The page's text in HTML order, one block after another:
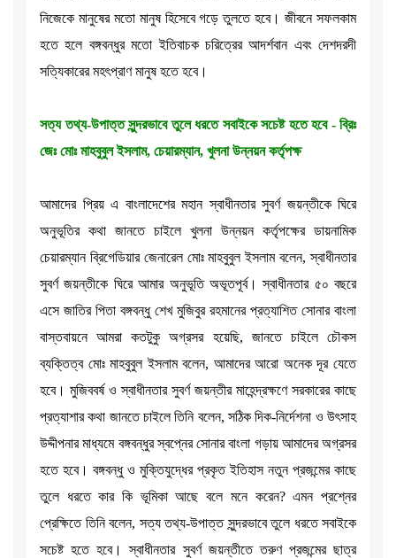
নিজেকে মানুষের মতো মানুষ হিসেবে গড়ে তুলতে হবে। জীবনে সফলকাম
হতে হলে বঙ্গবন্ধুর মতো ইতিবাচক চরিত্রের আদর্শবান এবং দেশদরদী
সত্যিকারের মহৎপ্রাণ মানুষ হতে হবে।
সত্য তথ্য-উপাত্ত সুন্দরভাবে তুলে ধরতে সবাইকে সচেষ্ট হতে হবে - ব্রিঃ
জেঃ মোঃ মাহবুবুল ইসলাম, চেয়ারম্যান, খুলনা উন্নয়ন কর্তৃপক্ষ
আমাদের প্রিয় এ বাংলাদেশের মহান স্বাধীনতার সুবর্ণ জয়ন্তীকে ঘিরে
অনুভূতির কথা জানতে চাইলে খুলনা উন্নয়ন কর্তৃপক্ষের ডায়নামিক
চেয়ারম্যান ব্রিগেডিয়ার জেনারেল মোঃ মাহবুবুল ইসলাম বলেন, স্বাধীনতার
সুবর্ণ জয়ন্তীকে ঘিরে আমার অনুভূতি অভূতপূর্ব। স্বাধীনতার ৫০ বছরে
এসে জাতির পিতা বঙ্গবন্ধু শেখ মুজিবুর রহমানের প্রত্যাশিত সোনার বাংলা
বাস্তবায়নে আমরা কতটুকু অগ্রসর হয়েছি, জানতে চাইলে চৌকস
ব্যক্তিত্ব মোঃ মাহবুবুল ইসলাম বলেন, আমাদের আরো অনেক দূর যেতে
হবে। মুজিববর্ষ ও স্বাধীনতার সুবর্ণ জয়ন্তীর মাহেন্দ্রক্ষণে সরকারের কাছে
প্রত্যাশার কথা জানতে চাইলে তিনি বলেন, সঠিক দিক-নির্দেশনা ও উৎসাহ
উদ্দীপনার মাধ্যমে বঙ্গবন্ধুর স্বপ্নের সোনার বাংলা গড়ায় আমাদের অগ্রসর
হতে হবে। বঙ্গবন্ধু ও মুক্তিযুদ্ধের প্রকৃত ইতিহাস নতুন প্রজন্মের কাছে
তুলে ধরতে কার কি ভূমিকা আছে বলে মনে করেন? এমন প্রশ্নের
প্রেক্ষিতে তিনি বলেন, সত্য তথ্য-উপাত্ত সুন্দরভাবে তুলে ধরতে সবাইকে
সচেষ্ট হতে হবে। স্বাধীনতার সুবর্ণ জয়ন্তীতে তরুণ প্রজন্মের ছাত্র